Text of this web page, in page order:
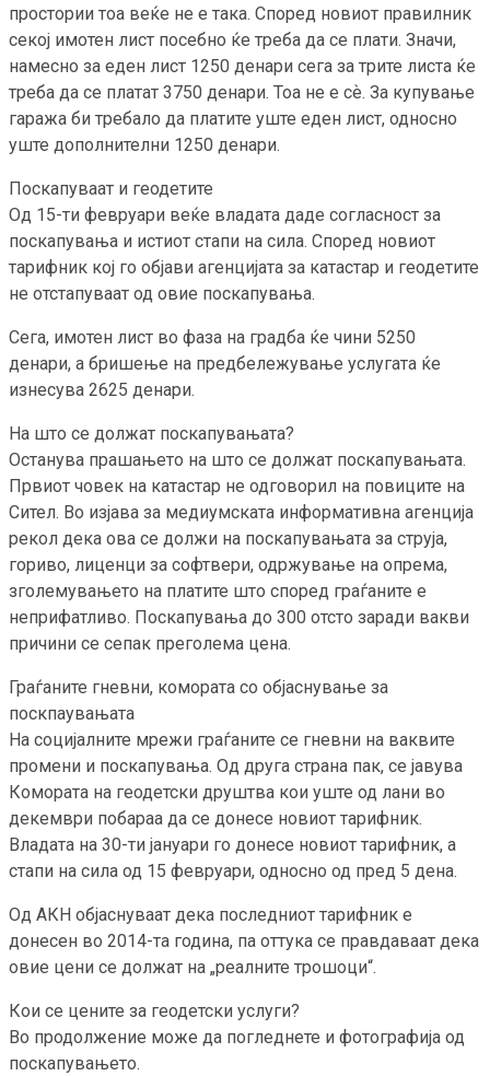
простории тоа веќе не е така. Според новиот правилник
секој имотен лист посебно ќе треба да се плати. Значи,
намесно за еден лист 1250 денари сега за трите листа ќе
треба да се платат 3750 денари. Тоа не е сѐ. За купување
гаража би требало да платите уште еден лист, односно
уште дополнителни 1250 денари.
Поскапуваат и геодетите
Од 15-ти февруари веќе владата даде согласност за
поскапувања и истиот стапи на сила. Според новиот
тарифник кој го објави агенцијата за катастар и геодетите
не отстапуваат од овие поскапувања.
Сега, имотен лист во фаза на градба ќе чини 5250
денари, а бришење на предбележување услугата ќе
изнесува 2625 денари.
На што се должат поскапувањата?
Останува прашањето на што се должат поскапувањата.
Првиот човек на катастар не одговорил на повиците на
Сител. Во изјава за медиумската информативна агенција
рекол дека ова се должи на поскапувањата за струја,
гориво, лиценци за софтвери, одржување на опрема,
зголемувањето на платите што според граѓаните е
неприфатливо. Поскапувања до 300 отсто заради вакви
причини се сепак преголема цена.
Граѓаните гневни, комората со објаснување за
поскпаувањата
На социјалните мрежи граѓаните се гневни на ваквите
промени и поскапувања. Од друга страна пак, се јавува
Комората на геодетски друштва кои уште од лани во
декември побараа да се донесе новиот тарифник.
Владата на 30-ти јануари го донесе новиот тарифник, а
стапи на сила од 15 февруари, односно од пред 5 дена.
Од АКН објаснуваат дека последниот тарифник е
донесен во 2014-та година, па оттука се правдаваат дека
овие цени се должат на „реалните трошоци“.
Кои се цените за геодетски услуги?
Во продолжение може да погледнете и фотографија од
поскапувањето.